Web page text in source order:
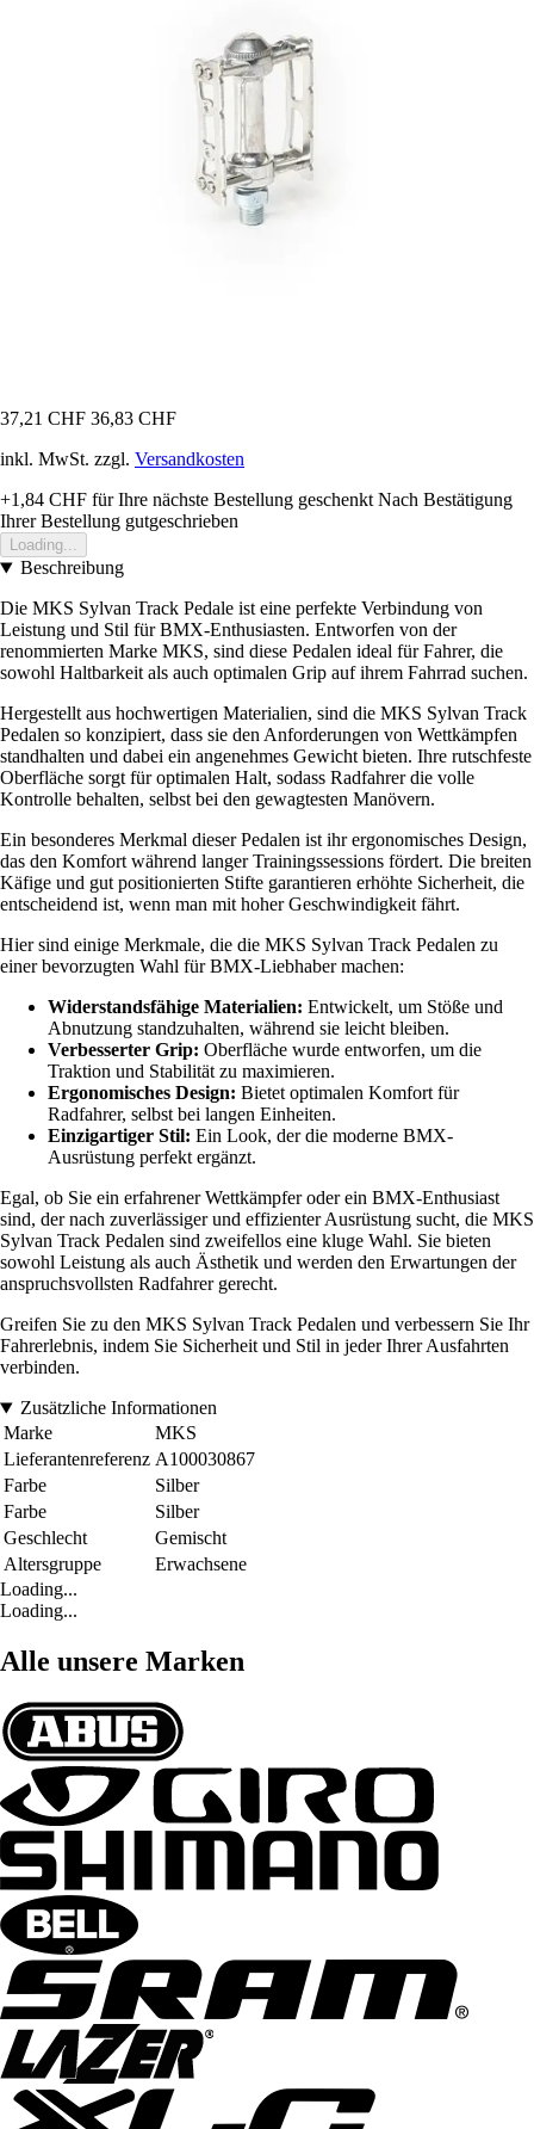
37,21 CHF 36,83 CHF
inkl. MwSt. zzgl. Versandkosten
+1,84 CHF für Ihre nächste Bestellung geschenkt Nach Bestätigung
Ihrer Bestellung gutgeschrieben
Loading...
Beschreibung
Die MKS Sylvan Track Pedale ist eine perfekte Verbindung von
Leistung und Stil für BMX-Enthusiasten. Entworfen von der
renommierten Marke MKS, sind diese Pedalen ideal für Fahrer, die
sowohl Haltbarkeit als auch optimalen Grip auf ihrem Fahrrad suchen.
Hergestellt aus hochwertigen Materialien, sind die MKS Sylvan Track
Pedalen so konzipiert, dass sie den Anforderungen von Wettkämpfen
standhalten und dabei ein angenehmes Gewicht bieten. Ihre rutschfeste
Oberfläche sorgt für optimalen Halt, sodass Radfahrer die volle
Kontrolle behalten, selbst bei den gewagtesten Manövern.
Ein besonderes Merkmal dieser Pedalen ist ihr ergonomisches Design,
das den Komfort während langer Trainingssessions fördert. Die breiten
Käfige und gut positionierten Stifte garantieren erhöhte Sicherheit, die
entscheidend ist, wenn man mit hoher Geschwindigkeit fährt.
Hier sind einige Merkmale, die die MKS Sylvan Track Pedalen zu
einer bevorzugten Wahl für BMX-Liebhaber machen:
Widerstandsfähige Materialien: Entwickelt, um Stöße und
Abnutzung standzuhalten, während sie leicht bleiben.
Verbesserter Grip: Oberfläche wurde entworfen, um die
Traktion und Stabilität zu maximieren.
Ergonomisches Design: Bietet optimalen Komfort für
Radfahrer, selbst bei langen Einheiten.
Einzigartiger Stil: Ein Look, der die moderne BMX-
Ausrüstung perfekt ergänzt.
Egal, ob Sie ein erfahrener Wettkämpfer oder ein BMX-Enthusiast
sind, der nach zuverlässiger und effizienter Ausrüstung sucht, die MKS
Sylvan Track Pedalen sind zweifellos eine kluge Wahl. Sie bieten
sowohl Leistung als auch Ästhetik und werden den Erwartungen der
anspruchsvollsten Radfahrer gerecht.
Greifen Sie zu den MKS Sylvan Track Pedalen und verbessern Sie Ihr
Fahrerlebnis, indem Sie Sicherheit und Stil in jeder Ihrer Ausfahrten
verbinden.
Zusätzliche Informationen
Marke
MKS
Lieferantenreferenz A100030867
Farbe
Silber
Farbe
Silber
Geschlecht
Gemischt
Altersgruppe
Erwachsene
Loading...
Loading...
Alle unsere Marken